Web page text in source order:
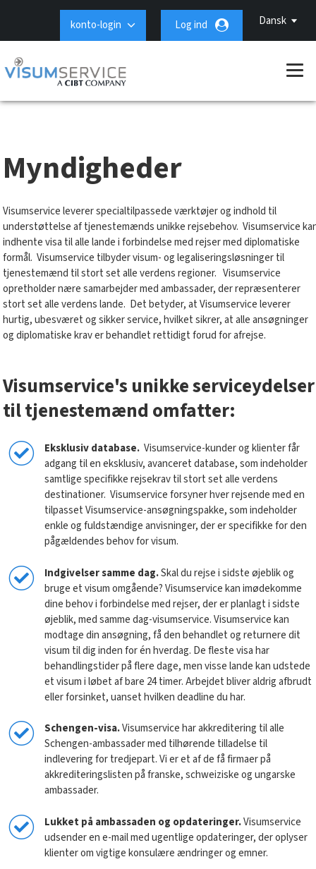
Dansk
konto-login Log ind
Myndigheder
Visumservice leverer specialtilpassede værktøjer og indhold til
understøttelse af tjenestemænds unikke rejsebehov. Visumservice
indhente visa til alle lande i forbindelse med rejser med diplomatiske
formål. Visumservice tilbyder visum- og legaliseringsløsninger til
tjenestemænd til stort set alle verdens regioner. Visumservice
opretholder nære samarbejder med ambassader, der repræsenterer
stort set alle verdens lande. Det betyder, at Visumservice leverer
hurtig, ubesværet og sikker service, hvilket sikrer, at alle ansøgninger
og diplomatiske krav er behandlet rettidigt forud for afrejse.
Visumservice's unikke serviceydelser
til tjenestemænd omfatter:
Eksklusiv database.Visumservice-kunder og klienter får
adgang til en eksklusiv, avanceret database, som indeholder
samtlige specifikke rejsekrav til stort set alle verdens
destinationer. Visumservice forsyner hver rejsende med en
tilpasset Visumservice-ansøgningspakke, som indeholder
enkle og fuldstændige anvisninger, der er specifikke for den
pågældendes behov for visum.
Indgivelser samme dag.Skal du rejse i sidste øjeblik og
bruge et visum omgående? Visumservice kan imødekomme
dine behov i forbindelse med rejser, der er planlagt i sidste
øjeblik, med samme dag-visumservice. Visumservice kan
modtage din ansøgning, få den behandlet og returnere dit
visum til dig inden for én hverdag. De fleste visa har
behandlingstider på flere dage, men visse lande kan udstede
et visum i løbet af bare 24 timer. Arbejdet bliver aldrig afbrudt
eller forsinket, uanset hvilken deadline du har.
Schengen-visa.Visumservice har akkreditering til alle
Schengen-ambassader med tilhørende tilladelse til
indlevering for tredjepart. Vi er et af de få firmaer på
akkrediteringslisten på franske, schweiziske og ungarske
ambassader.
Lukket på ambassaden og opdateringer.Visumservice
udsender en e-mail med ugentlige opdateringer, der oplyser
klienter om vigtige konsulære ændringer og emner.